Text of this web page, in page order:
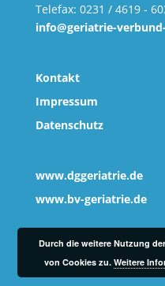
Telefax: 0231 / 4619 -
info@geriatrie-
Kontakt
Impressum
Datenschutz
www.dggeriatrie.de
www.bv-geriatrie.de
Durch die weitere Nutzung
von Cookies zu.Weitere